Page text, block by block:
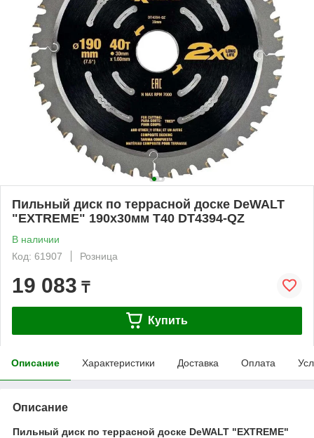
Пильный диск по террасной доске DeWALT
"EXTREME" 190x30мм T40 DT4394-QZ
В наличии
Код: 61907
Розница
19 083 ₸
Купить
Описание Характеристики Доставка Оплата
Описание
Пильный диск по террасной доске DeWALT "EXTREME"